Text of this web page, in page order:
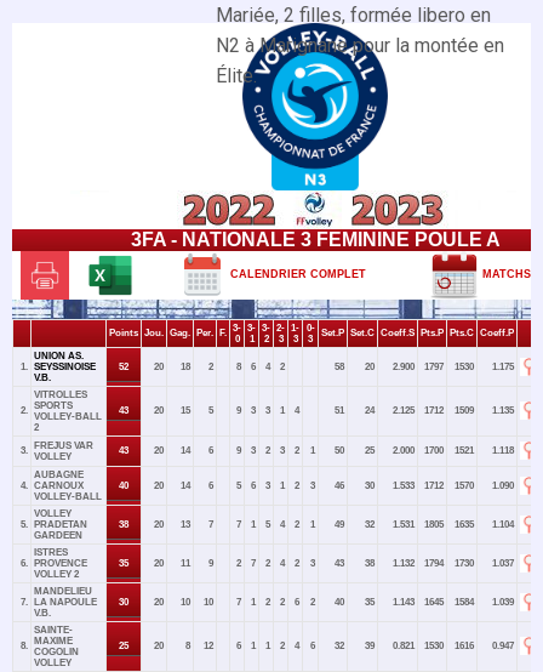
Mariée, 2 filles, formée libero en
N2 à Marignane pour la montée en
Élite.